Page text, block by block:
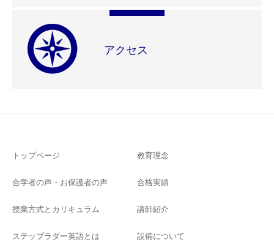
アクセス
トップページ 教育理念
合学者の声・お保護者の声 合格実績
授業方式とカリキュラム 講師紹介
ステップラダー英語とは 設備について